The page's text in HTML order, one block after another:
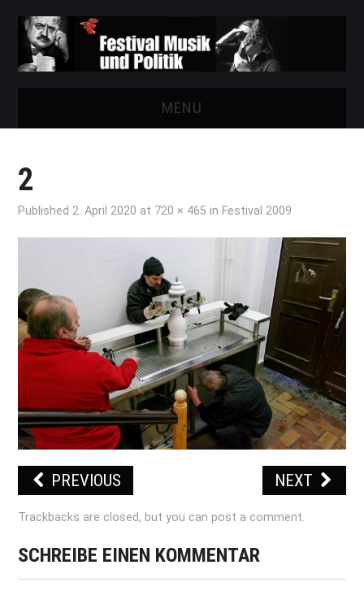
MENU
AUSSTELLUNGEN
ARCHIV
PRINT & CDS
IMPRESSUM
2
Published2. April 2020 at 720 × 465 in Festival 2009
PREVIOUS NEXT
Trackbacks are closed, but you canpost a comment.
SCHREIBE EINEN KOMMENTAR